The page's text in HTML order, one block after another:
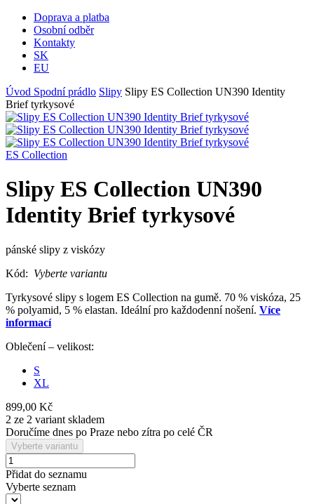
Doprava a platba
Osobní odběr
Kontakty
SK
EU
Úvod Spodní prádlo Slipy Slipy ES Collection UN390 Identity
Brief tyrkysové
ES Collection
Slipy ES Collection UN390
Identity Brief tyrkysové
pánské slipy z viskózy
Kód: Vyberte variantu
Tyrkysové slipy s logem ES Collection na gumě. 70 % viskóza, 25
% polyamid, 5 % elastan. Ideální pro každodenní nošení. Více
informací
Oblečení – velikost:
S
XL
899,00 Kč
2 ze 2 variant skladem
Doručíme dnes po Praze nebo zítra po celé ČR
Vyberte variantu
Přidat do seznamu
Vyberte seznam